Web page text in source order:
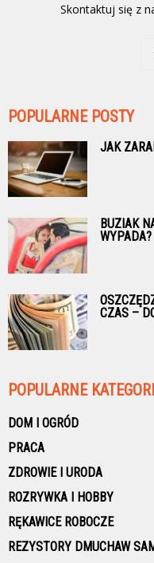
Skontaktuj się z
POPULARNE POSTY
JAK
BUZIAK
WYPADA?
CZAS –
POPULARNE
DOM I OGRÓD
PRACA
ZDROWIE I URODA
ROZRYWKA I HOBBY
RĘKAWICE ROBOCZE
REZYSTORY DMUCHAW